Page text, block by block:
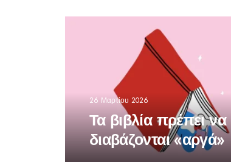
26 Μαρτίου 2026
Τα βιβλία πρέπει να
διαβάζονται «αργά»